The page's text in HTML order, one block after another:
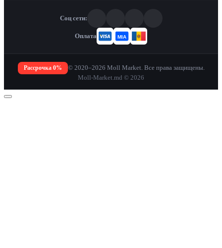
Соц сети:
Оплата
Рассрочка 0%
© 2020–2026 Moll Market. Все права защищены.
Moll-Market.md © 2026